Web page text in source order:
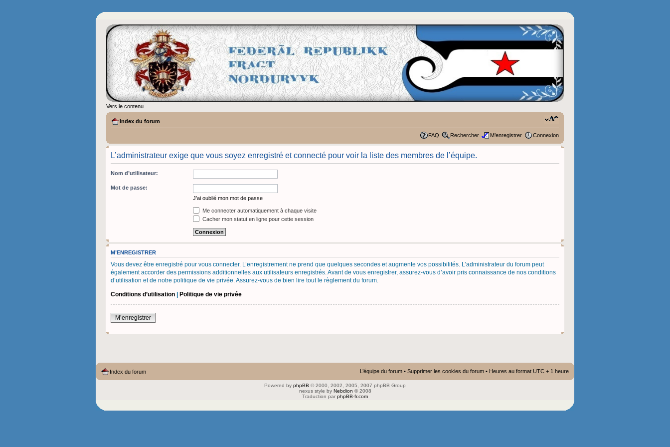
Vers le contenu
Index du forum
FAQ Rechercher M’enregistrer Connexion
L’administrateur exige que vous soyez enregistré et connecté pour voir la liste des membres de l’équipe.
Nom d’utilisateur:
Mot de passe:
J’ai oublié mon mot de passe
Me connecter automatiquement à chaque visite
Cacher mon statut en ligne pour cette session
M’ENREGISTRER
Vous devez être enregistré pour vous connecter. L’enregistrement ne prend que quelques secondes et augmente vos possibilités. L’administrateur du forum peut
également accorder des permissions additionnelles aux utilisateurs enregistrés. Avant de vous enregistrer, assurez-vous d’avoir pris connaissance de nos conditions
d’utilisation et de notre politique de vie privée. Assurez-vous de bien lire tout le règlement du forum.
Conditions d’utilisation | Politique de vie privée
M’enregistrer
Index du forum L’équipe du forum • Supprimer les cookies du forum • Heures au format UTC + 1 heure
Powered by phpBB © 2000, 2002, 2005, 2007 phpBB Group
nexus style by Nebdion © 2008
Traduction par phpBB-fr.com